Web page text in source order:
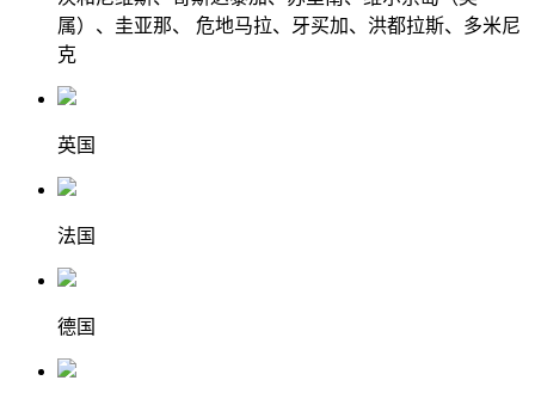
属）、圭亚那、 危地马拉、牙买加、洪都拉斯、多米尼
克
英国
法国
德国